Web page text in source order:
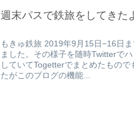
週末パスで鉄旅をしてき
もきゅ鉄旅 2019年9月15日−16日
ました。その様子を随時Twitterで
していてTogetterでまとめたもの
たがこのブログの機能...